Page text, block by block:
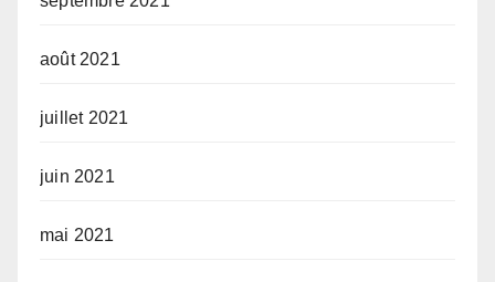
août 2021
juillet 2021
juin 2021
mai 2021